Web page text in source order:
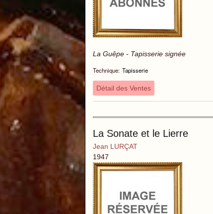
La Guêpe - Tapisserie signée
Technique: Tapisserie
Détail des Ventes
La Sonate et le Lierre
Jean LURÇAT
1947